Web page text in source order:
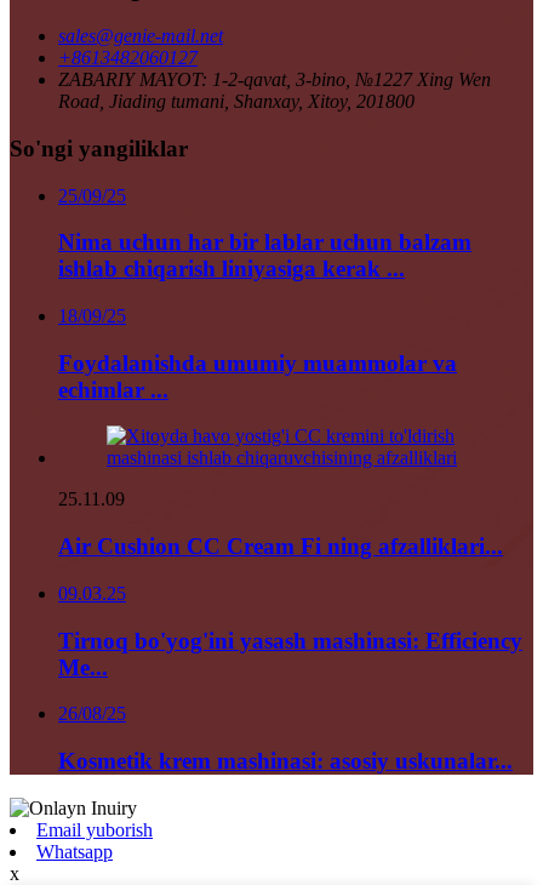
sales@genie-mail.net
+8613482060127
ZABARIY MAYOT: 1-2-qavat, 3-bino, №1227 Xing Wen
Road, Jiading tumani, Shanxay, Xitoy, 201800
So'ngi yangiliklar
25/09/25
Nima uchun har bir lablar uchun balzam
ishlab chiqarish liniyasiga kerak ...
18/09/25
Foydalanishda umumiy muammolar va
echimlar ...
25.11.09
Air Cushion CC Cream Fi ning afzalliklari...
09.03.25
Tirnoq bo'yog'ini yasash mashinasi: Efficiency
Me...
26/08/25
Kosmetik krem ​​mashinasi: asosiy uskunalar...
Email yuborish
Whatsapp
x